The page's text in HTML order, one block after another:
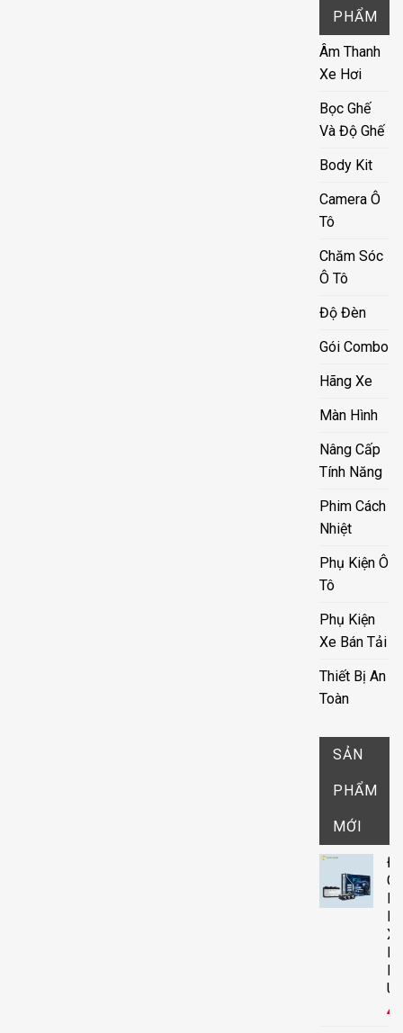
PHẨM
Âm Thanh
Xe Hơi
Bọc Ghế
Và Độ Ghế
Body Kit
Camera Ô
Tô
Chăm Sóc
Ô Tô
Độ Đèn
Gói Combo
Hãng Xe
Màn Hình
Nâng Cấp
Tính Năng
Phim Cách
Nhiệt
Phụ Kiện Ô
Tô
Phụ Kiện
Xe Bán Tải
Thiết Bị An
Toàn
SẢN
PHẨM
MỚI
X-
Ultra